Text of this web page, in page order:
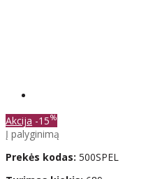
Akcija -15%
Į palyginimą
Prekės kodas: 500SPEL